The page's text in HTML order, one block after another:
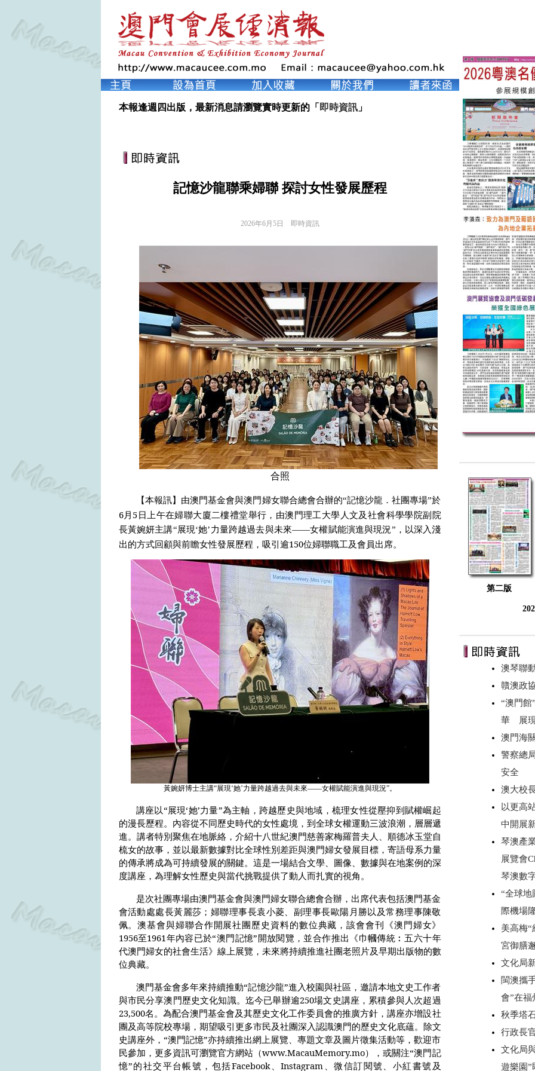
本報逢週四出版，最新消息請瀏覽實時更新的「 即時資訊」
記憶沙龍聯乘婦聯 探討女性發展歷程
2026年6月5日 即時資訊
合照
【本報訊】由澳門基金會與澳門婦女聯合總會合辦的“記憶沙龍．社團專場”於
6月5 日上午在婦聯大廈二樓禮堂舉行，由澳門理工大學人文及社會科學學院副院
長黃婉妍主講“展現‘她’力量跨越過去與未來——女權賦能演進與現況”，以深入淺
出的方式回顧與前瞻女性發展歷程，吸引逾150位婦聯職工及會員出席。
黃婉妍博士主講“展現‘她’力量跨越過去與未來——女權賦能演進與現況”。
講座以“展現‘她’力量”為主軸，跨越歷史與地域，梳理女性從壓抑到賦權崛起
的漫長歷程。內容從不同歷史時代的女性處境，到全球女權運動三波浪潮，層層遞
進。講者特別聚焦在地脈絡，介紹十八世紀澳門慈善家梅羅普夫人、順德冰玉堂自
梳女的故事，並以最新數據對比全球性別差距與澳門婦女發展目標，寄語母系力量
的傳承將成為可持續發展的關鍵。這是一場結合文學、圖像、數據與在地案例的深
度講座，為理解女性歷史與當代挑戰提供了動人而扎實的視角。
是次社團專場由澳門基金會與澳門婦女聯合總會合辦，出席代表包括澳門基金
會活動處處長黃麗莎；婦聯理事長袁小菱、副理事長歐陽月勝以及常務理事陳敬
佩。澳基會與婦聯合作開展社團歷史資料的數位典藏，該會會刊《澳門婦女》
1956至1961年內容已於“澳門記憶”開放閱覽，並合作推出《巾幗傳統︰五六十年
代澳門婦女的社會生活》線上展覽，未來將持續推進社團老照片及早期出版物的數
位典藏。
澳門基金會多年來持續推動“記憶沙龍”進入校園與社區，邀請本地文史工作者
與市民分享澳門歷史文化知識。迄今已舉辦逾250場文史講座，累積參與人次超過
23,500名。為配合澳門基金會及其歷史文化工作委員會的推廣方針，講座亦增設社
團及高等院校專場，期望吸引更多市民及社團深入認識澳門的歷史文化底蘊。除文
史講座外，“澳門記憶”亦持續推出網上展覽、專題文章及圖片徵集活動等，歡迎市
民參加，更多資訊可瀏覽官方網站（www.MacauMemory.mo），或關注“澳門記
憶”的社交平台帳號，包括Facebook 、Instagram 、微信訂閱號、小紅書號及
第二版
澳琴聯
贛澳政
“澳門館
華 展
澳門海
警察總
安全
澳大校
以更高
中開展
琴澳產
展覽會
琴澳數
“全球地
際機場
美高梅
宮御膳
文化局
閩澳攜
會”在
秋季塔
行政長
文化局
遊樂園